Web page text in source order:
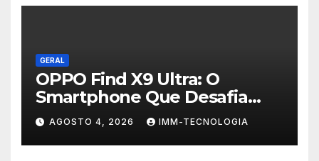
GERAL
OPPO Find X9 Ultra: O
Smartphone Que Desafia
Câmeras Profissionais com
200MP e Tecnologia
Hasselblad
AGOSTO 4, 2026 IMM-TECNOLOGIA